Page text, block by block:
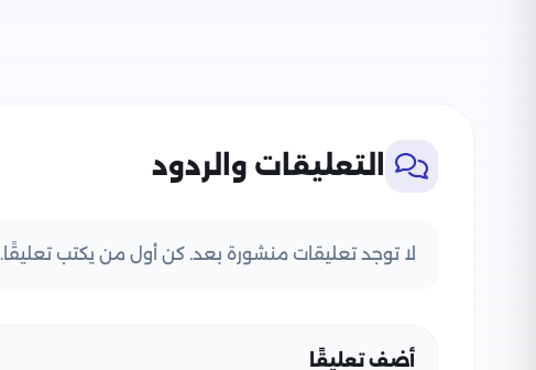
التعليقات والردود
لا توجد تعليقات منشورة بعد. كن أول من يكتب تعليقًا.
أضف تعليقًا